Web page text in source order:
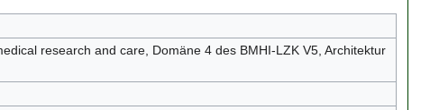
research and care, Domäne 4 des BMHI-LZK V5, Architektur